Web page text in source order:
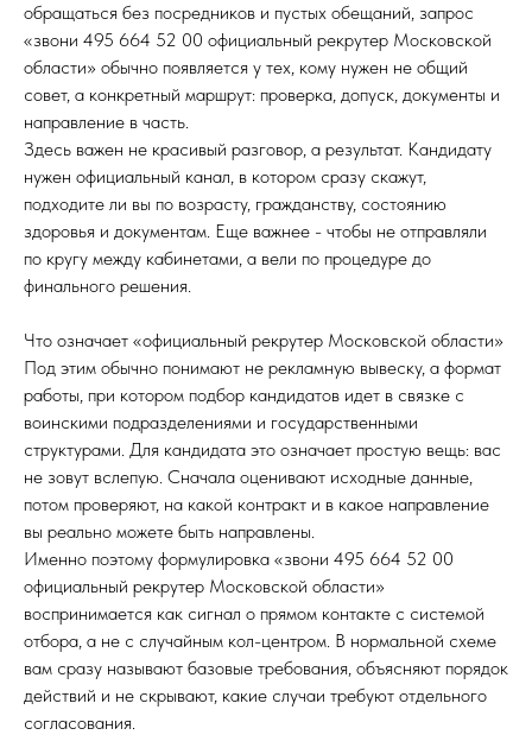
обращаться без посредников и пустых обещаний, запрос
«звони 495 664 52 00 официальный рекрутер Московской
области» обычно появляется у тех, кому нужен не общий
совет, а конкретный маршрут: проверка, допуск, документы и
направление в часть.
Здесь важен не красивый разговор, а результат. Кандидату
нужен официальный канал, в котором сразу скажут,
подходите ли вы по возрасту, гражданству, состоянию
здоровья и документам. Еще важнее - чтобы не отправляли
по кругу между кабинетами, а вели по процедуре до
финального решения.
Что означает «официальный рекрутер Московской области»
Под этим обычно понимают не рекламную вывеску, а формат
работы, при котором подбор кандидатов идет в связке с
воинскими подразделениями и государственными
структурами. Для кандидата это означает простую вещь: вас
не зовут вслепую. Сначала оценивают исходные данные,
потом проверяют, на какой контракт и в какое направление
вы реально можете быть направлены.
Именно поэтому формулировка «звони 495 664 52 00
официальный рекрутер Московской области»
воспринимается как сигнал о прямом контакте с системой
отбора, а не с случайным кол-центром. В нормальной схеме
вам сразу называют базовые требования, объясняют порядок
действий и не скрывают, какие случаи требуют отдельного
согласования.